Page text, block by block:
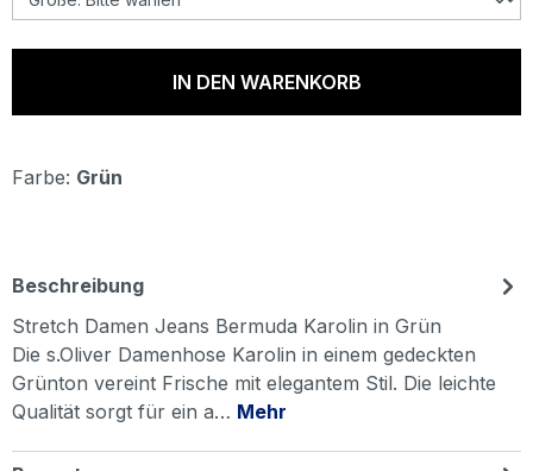
IN DEN WARENKORB
Farbe: Grün
Beschreibung
Stretch Damen Jeans Bermuda Karolin in Grün
Die s.Oliver Damenhose Karolin in einem gedeckten
Grünton vereint Frische mit elegantem Stil. Die leichte
Qualität sorgt für ein a… Mehr